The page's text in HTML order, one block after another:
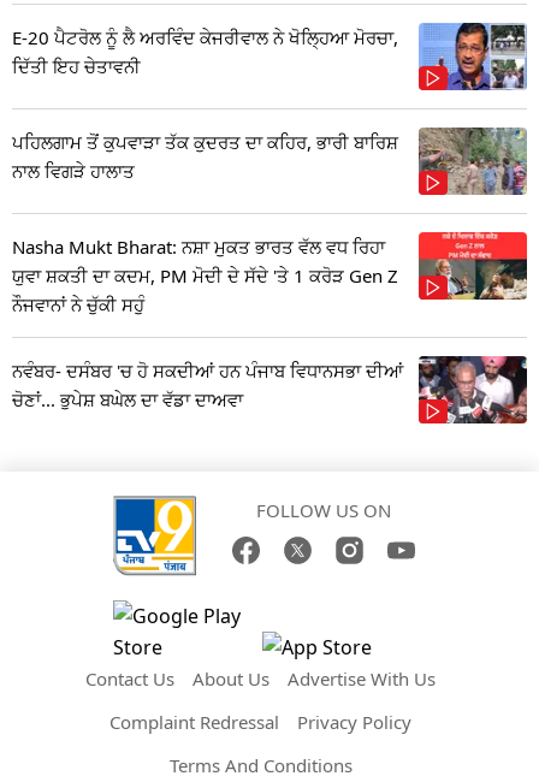
E-20 ਪੈਟਰੋਲ ਨੂੰ ਲੈ ਅਰਵਿੰਦ ਕੇਜਰੀਵਾਲ ਨੇ ਖੋਲ੍ਹਿਆ ਮੋਰਚਾ,
ਦਿੱਤੀ ਇਹ ਚੇਤਾਵਨੀ
ਪਹਿਲਗਾਮ ਤੋਂ ਕੁਪਵਾੜਾ ਤੱਕ ਕੁਦਰਤ ਦਾ ਕਹਿਰ, ਭਾਰੀ ਬਾਰਿਸ਼
ਨਾਲ ਵਿਗੜੇ ਹਾਲਾਤ
Nasha Mukt Bharat: ਨਸ਼ਾ ਮੁਕਤ ਭਾਰਤ ਵੱਲ ਵਧ ਰਿਹਾ
ਯੁਵਾ ਸ਼ਕਤੀ ਦਾ ਕਦਮ, PM ਮੋਦੀ ਦੇ ਸੱਦੇ 'ਤੇ 1 ਕਰੋੜ Gen Z
ਨੌਜਵਾਨਾਂ ਨੇ ਚੁੱਕੀ ਸਹੁੰ
ਨਵੰਬਰ- ਦਸੰਬਰ 'ਚ ਹੋ ਸਕਦੀਆਂ ਹਨ ਪੰਜਾਬ ਵਿਧਾਨਸਭਾ ਦੀਆਂ
ਚੋਣਾਂ... ਭੁਪੇਸ਼ ਬਘੇਲ ਦਾ ਵੱਡਾ ਦਾਅਵਾ
FOLLOW US ON
Contact Us About Us
Advertise With Us
Complaint Redressal
Privacy Policy
Terms And Conditions